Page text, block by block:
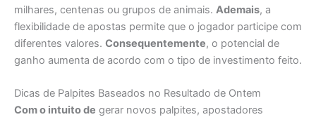
milhares, centenas ou grupos de animais. Ademais, a
flexibilidade de apostas permite que o jogador participe com
diferentes valores. Consequentemente, o potencial de
ganho aumenta de acordo com o tipo de investimento feito.
Dicas de Palpites Baseados no Resultado de Ontem
Com o intuito de gerar novos palpites, apostadores